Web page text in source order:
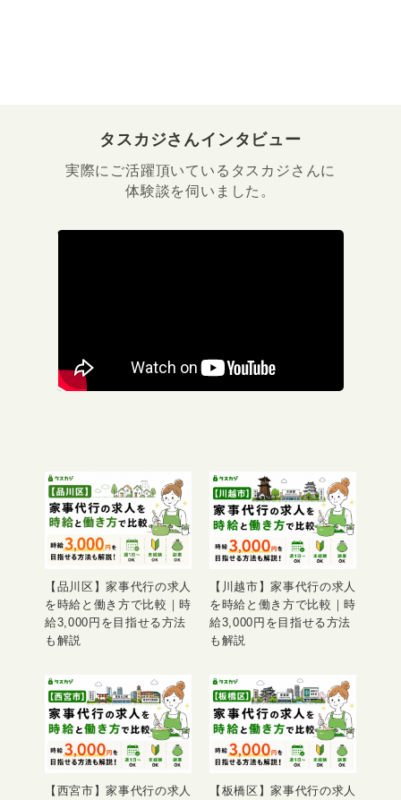
タスカジさんインタビュー
実際にご活躍頂いているタスカジさんに
体験談を伺いました。
【品川区】家事代行の求人
を時給と働き方で比較｜時
給3,000円を目指せる方法
も解説
【川越市】家事代行の求人
を時給と働き方で比較｜時
給3,000円を目指せる方法
も解説
【西宮市】家事代行の求人
【板橋区】家事代行の求人